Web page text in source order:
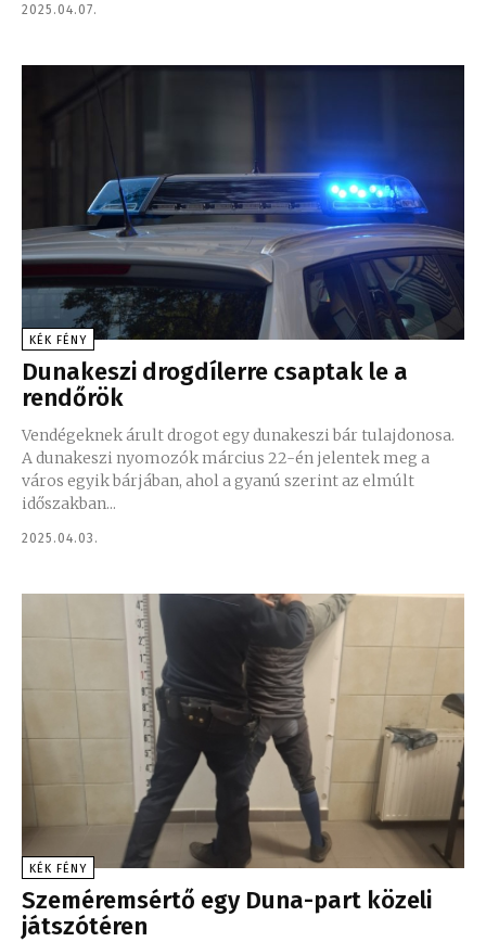
2025.04.07.
KÉK FÉNY
Dunakeszi drogdílerre csaptak le a
rendőrök
Vendégeknek árult drogot egy dunakeszi bár tulajdonosa.
A dunakeszi nyomozók március 22-én jelentek meg a
város egyik bárjában, ahol a gyanú szerint az elmúlt
időszakban...
2025.04.03.
KÉK FÉNY
Szeméremsértő egy Duna-part közeli
játszótéren